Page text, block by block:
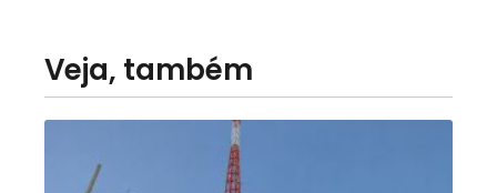
Veja, também